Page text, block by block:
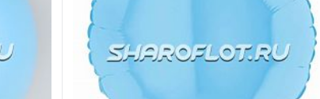
Купить в 1 клик
В избранное
В наличии